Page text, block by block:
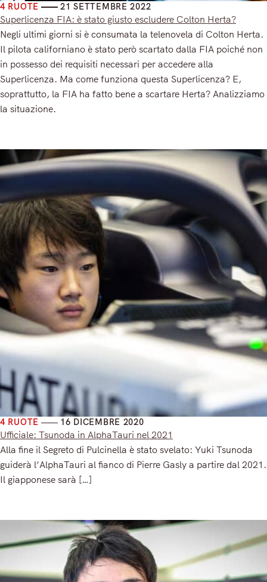
4 RUOTE 21 SETTEMBRE 2022
Superlicenza FIA: è stato giusto escludere Colton Herta?
Negli ultimi giorni si è consumata la telenovela di Colton Herta.
Il pilota californiano è stato però scartato dalla FIA poiché non
in possesso dei requisiti necessari per accedere alla
Superlicenza. Ma come funziona questa Superlicenza? E,
soprattutto, la FIA ha fatto bene a scartare Herta? Analizziamo
la situazione.
4 RUOTE 16 DICEMBRE 2020
Ufficiale: Tsunoda in AlphaTauri nel 2021
Alla fine il Segreto di Pulcinella è stato svelato: Yuki Tsunoda
guiderà l’AlphaTauri al fianco di Pierre Gasly a partire dal 2021.
Il giapponese sarà […]